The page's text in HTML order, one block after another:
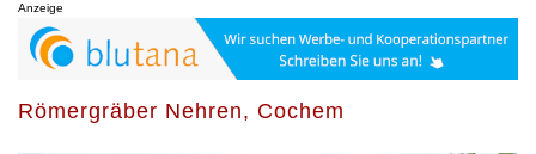
Anzeige
Römergräber Nehren, Cochem